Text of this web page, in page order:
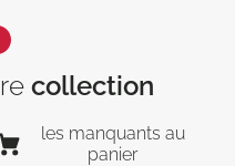
collection
les manquants au
panier